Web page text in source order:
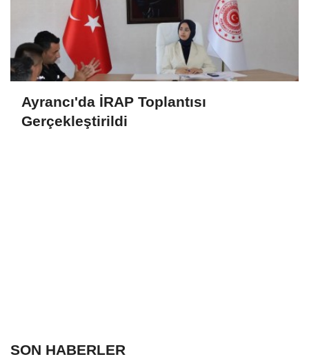
Ayrancı'da İRAP Toplantısı
Gerçekleştirildi
SON HABERLER